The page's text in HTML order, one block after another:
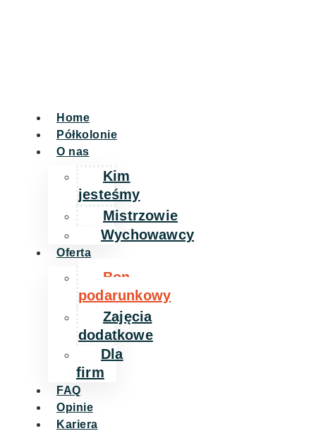
Home
Półkolonie
O nas
Kim
jesteśmy
Mistrzowie
Wychowawcy
Oferta
Bon
podarunkowy
Zajęcia
dodatkowe
Dla
firm
FAQ
Opinie
Kariera